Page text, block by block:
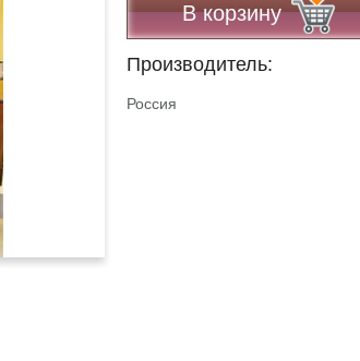
В корзину
Производитель:
Россия